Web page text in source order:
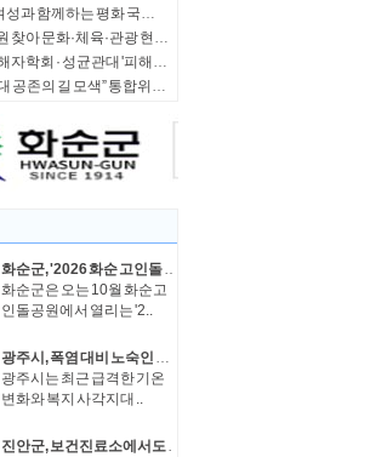
외교부, '제8차 여성과 함께하는 평화 국제회의' 청년 서포터즈 모집
문체부 장관, 강원 찾아 문화·체육·관광 현장 소통 나서
경찰청 · 한국피해자학회 · 성균관대 '피해자 중심 사법개혁' 학술대회 개최
“청년 자립과 세대 공존의 길 모색” 통합위, '세대상생 자산 특별위원회' 출범
화순군, '2026 화순 고인돌 가을꽃 축제' 연계 체류형 관광·지역경제 활성화 추진
화순군은 오는 10월 화순고
인돌공원에서 열리는 '2..
광주시, 폭염 대비 노숙인 취약지역 예찰 강화…주 2회 이상 상시 순찰
광주시는 최근 급격한 기온
변화와 복지 사각지대 ..
진안군, 보건진료소에서도 예방접종 가능